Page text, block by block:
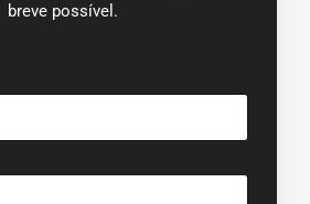
breve possível.